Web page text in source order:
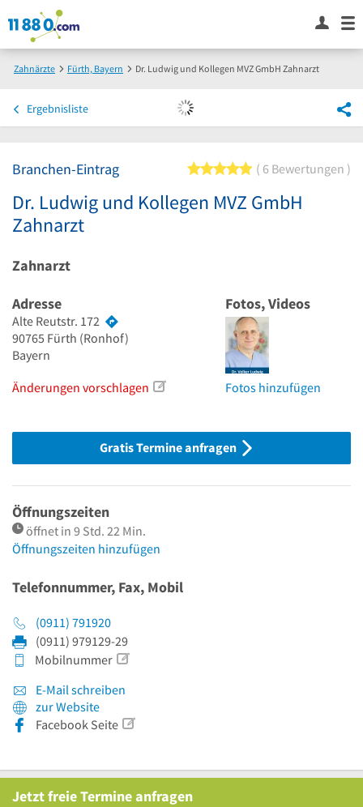
Zahnärzte Fürth, Bayern Dr. Ludwig und Kollegen MVZ GmbH Zahnarzt
Ergebnisliste
Branchen-Eintrag 5 von 5 Sternen
6 Bewertungen
Dr. Ludwig und Kollegen MVZ GmbH
Zahnarzt
Zahnarzt
Adresse
Alte Reutstr. 172
90765 Fürth (Ronhof)
Bayern
Änderungen vorschlagen
Fotos, Videos
Fotos hinzufügen
Gratis Termine anfragen
Öffnungszeiten
öffnet in 9 Std. 22 Min.
Öffnungszeiten hinzufügen
Telefonnummer, Fax, Mobil
(0911) 791920
(0911) 979129-29
Mobilnummer
E-Mail schreiben
zur Website
Facebook Seite
JetztfreieTermine anfragen